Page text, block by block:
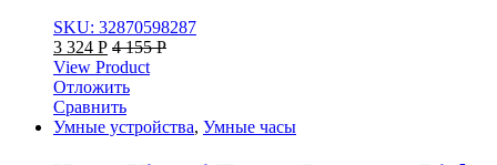
SKU: 32870598287
3 324 Р 4 155Р
View Product
Отложить
Сравнить
Умные устройства, Умные часы